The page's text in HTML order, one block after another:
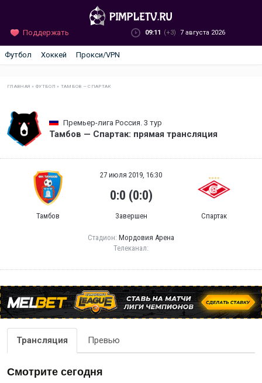
Поддержать 09:11 (+3) 7 августа 2026
Футбол Хоккей Прокси/VPN
ГЛАВНАЯ »ФУТБОЛ » ТАМБОВ — СПАРТАК
Премьер-лига Россия. 3 тур
Тамбов — Спартак: прямая трансляция
Тамбов
27 июля 2019, 16:30
0:0 (0:0)
Завершен Спартак
Стадион: Мордовия Арена
Телеканал:
Трансляция Превью
Смотрите сегодня